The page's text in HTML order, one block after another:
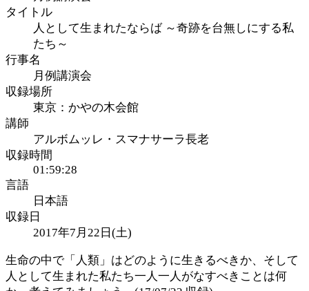
タイトル
人として生まれたならば ～奇跡を台無しにする私
たち～
行事名
月例講演会
収録場所
東京：かやの木会館
講師
アルボムッレ・スマナサーラ長老
収録時間
01:59:28
言語
日本語
収録日
2017年7月22日(土)
生命の中で「人類」はどのように生きるべきか、そして
人として生まれた私たち一人一人がなすべきことは何